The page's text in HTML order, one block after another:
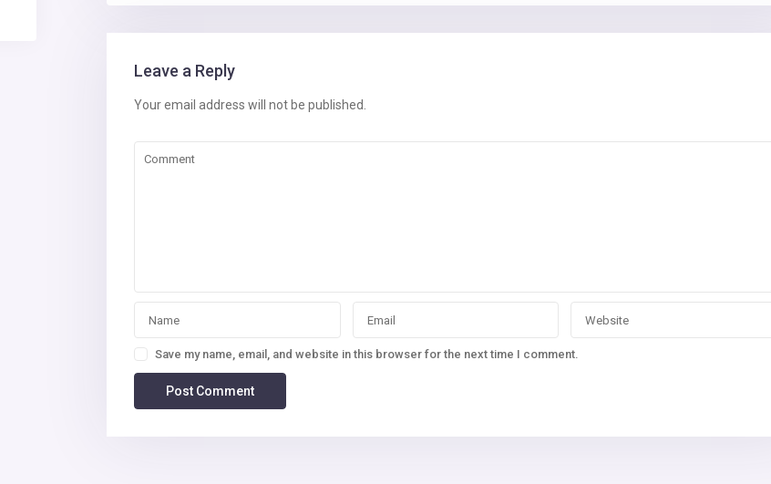
Leave a Reply
Your email address will not be published.
Save my name, email, and website in this browser for the next time I comment.